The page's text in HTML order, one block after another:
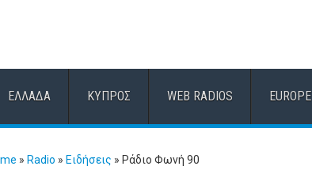
ΕΛΛΆΔΑ ΚΎΠΡΟΣ WEB RADIOS EUROPE
» Radio » Ειδήσεις » Ράδιο Φωνή 90